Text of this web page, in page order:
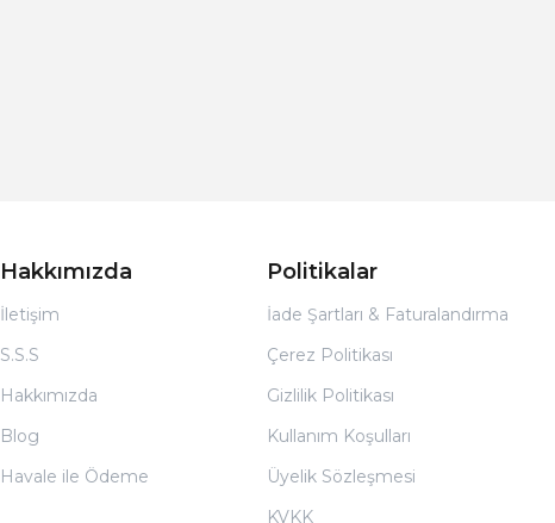
Hakkımızda
İletişim
S.S.S
Hakkımızda
Blog
Havale ile Ödeme
Politikalar
İade Şartları & Faturalandırma
Çerez Politikası
Gizlilik Politikası
Kullanım Koşulları
Üyelik Sözleşmesi
KVKK